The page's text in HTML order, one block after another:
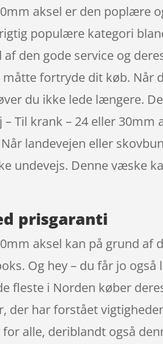
aksel er den poplære
populære kategori
den gode service og
fortryde dit køb. Når
du ikke lede længere.
Til krank – 24 eller
landevejen eller
undevejs. Denne væske
prisgaranti
aksel kan på grund
Og hey – du får jo også
fleste i Norden køber
der har forstået
alle, deriblandt også